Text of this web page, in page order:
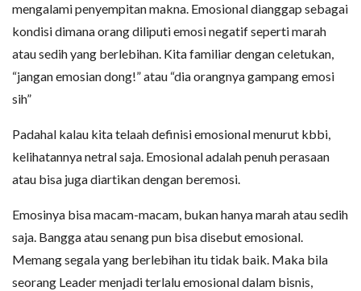
mengalami penyempitan makna. Emosional dianggap sebagai
kondisi dimana orang diliputi emosi negatif seperti marah
atau sedih yang berlebihan. Kita familiar dengan celetukan,
“jangan emosian dong!” atau “dia orangnya gampang emosi
sih”
Padahal kalau kita telaah definisi emosional menurut kbbi,
kelihatannya netral saja. Emosional adalah penuh perasaan
atau bisa juga diartikan dengan beremosi.
Emosinya bisa macam-macam, bukan hanya marah atau sedih
saja. Bangga atau senang pun bisa disebut emosional.
Memang segala yang berlebihan itu tidak baik. Maka bila
seorang Leader menjadi terlalu emosional dalam bisnis,